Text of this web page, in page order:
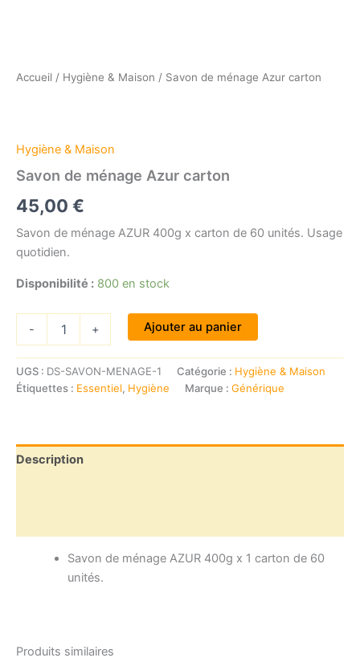
Accueil / Hygiène & Maison / Savon de ménage Azur carton
Hygiène & Maison
Savon de ménage Azur carton
45,00 €
Savon de ménage AZUR 400g x carton de 60 unités. Usage
quotidien.
Disponibilité : 800 en stock
-
de
ménage
+ Ajouter au panier
UGS : DS-SAVON-MENAGE-1 Catégorie : Hygiène & Maison
Étiquettes : Essentiel, Hygiène Marque : Générique
Description
Savon de ménage AZUR 400g x 1 carton de 60
unités.
Produits similaires